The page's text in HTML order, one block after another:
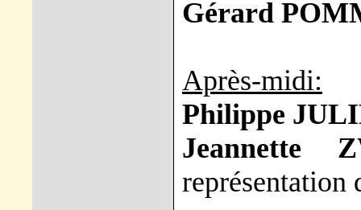
Gérard
Après-midi:
Philippe
Jeannette
représentation